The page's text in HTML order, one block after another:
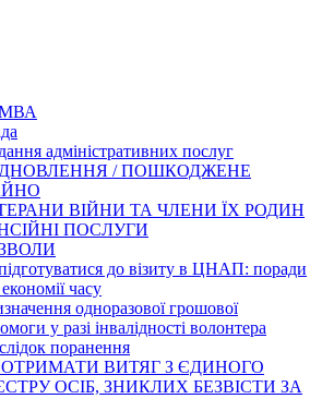
МВА
адміністративних послуг
/ ПОШКОДЖЕНЕ
ВІЙНИ ТА ЧЛЕНИ ЇХ РОДИН
ПОСЛУГИ
до візиту в ЦНАП: поради
часу
одноразової грошової
у разі інвалідності волонтера
поранення
ВИТЯГ З ЄДИНОГО
ОСІБ, ЗНИКЛИХ БЕЗВІСТИ ЗА